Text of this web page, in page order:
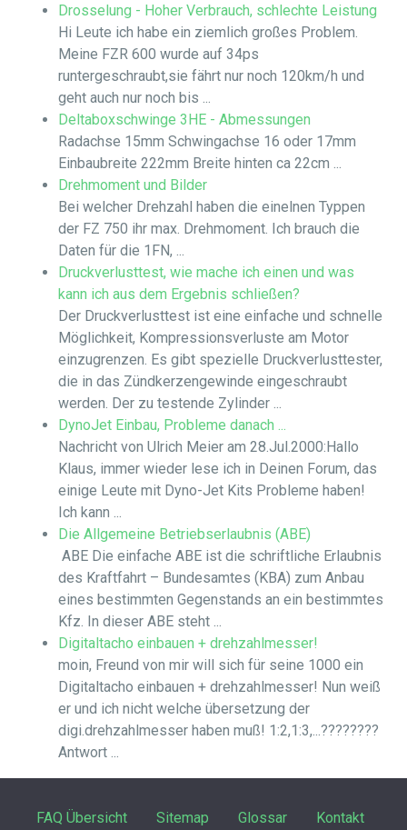
Drosselung - Hoher Verbrauch, schlechte Leistung
Hi Leute ich habe ein ziemlich großes Problem.
Meine FZR 600 wurde auf 34ps
runtergeschraubt,sie fährt nur noch 120km/h und
geht auch nur noch bis ...
Deltaboxschwinge 3HE - Abmessungen
Radachse 15mm Schwingachse 16 oder 17mm
Einbaubreite 222mm Breite hinten ca 22cm ...
Drehmoment und Bilder
Bei welcher Drehzahl haben die einelnen Typpen
der FZ 750 ihr max. Drehmoment. Ich brauch die
Daten für die 1FN, ...
Druckverlusttest, wie mache ich einen und was
kann ich aus dem Ergebnis schließen?
Der Druckverlusttest ist eine einfache und schnelle
Möglichkeit, Kompressionsverluste am Motor
einzugrenzen. Es gibt spezielle Druckverlusttester,
die in das Zündkerzengewinde eingeschraubt
werden. Der zu testende Zylinder ...
DynoJet Einbau, Probleme danach ...
Nachricht von Ulrich Meier am 28.Jul.2000:Hallo
Klaus, immer wieder lese ich in Deinen Forum, das
einige Leute mit Dyno-Jet Kits Probleme haben!
Ich kann ...
Die Allgemeine Betriebserlaubnis (ABE)
ABE Die einfache ABE ist die schriftliche Erlaubnis
des Kraftfahrt – Bundesamtes (KBA) zum Anbau
eines bestimmten Gegenstands an ein bestimmtes
Kfz. In dieser ABE steht ...
Digitaltacho einbauen + drehzahlmesser!
moin, Freund von mir will sich für seine 1000 ein
Digitaltacho einbauen + drehzahlmesser! Nun weiß
er und ich nicht welche übersetzung der
digi.drehzahlmesser haben muß! 1:2,1:3,...????????
Antwort ...
FAQ Übersicht Sitemap Glossar Kontakt